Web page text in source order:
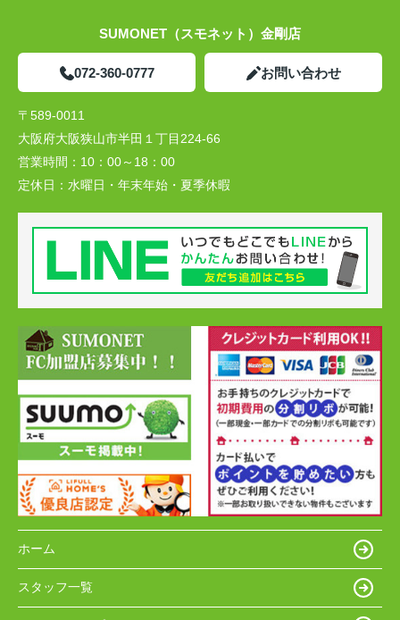
SUMONET（スモネット）金剛店
072-360-0777 お問い合わせ
〒589-0011
大阪府大阪狭山市半田１丁目224-66
営業時間： 10：00～18：00
定休日： 水曜日・年末年始・夏季休暇
ホーム
スタッフ一覧